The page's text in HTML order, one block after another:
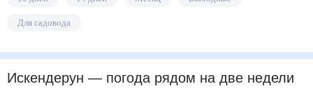
Для садовода
Искендерун — погода рядом на две недели